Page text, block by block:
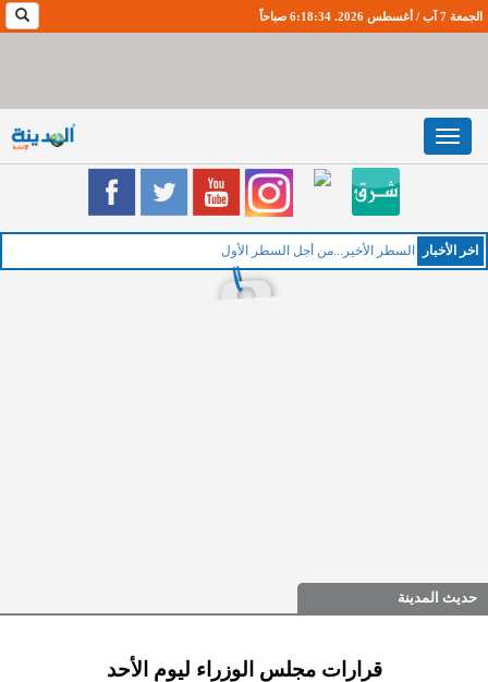
الجمعة 7 آب / أغسطس 2026. 6:18:34 صباحاً
Toggle
navigation
اخر اﻷخبار الخميس
حديث المدينة
قرارات مجلس الوزراء ليوم الأحد